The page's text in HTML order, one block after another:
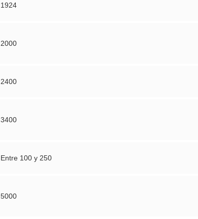
1924
2000
2400
3400
Entre 100 y 250
5000